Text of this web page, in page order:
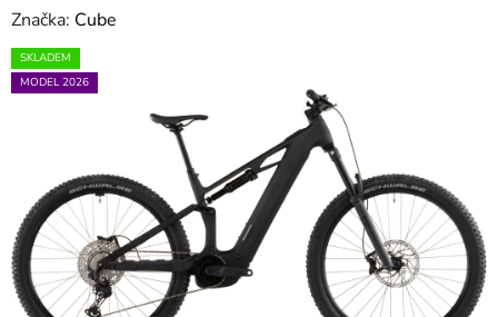
Značka: Cube
SKLADEM
MODEL 2026